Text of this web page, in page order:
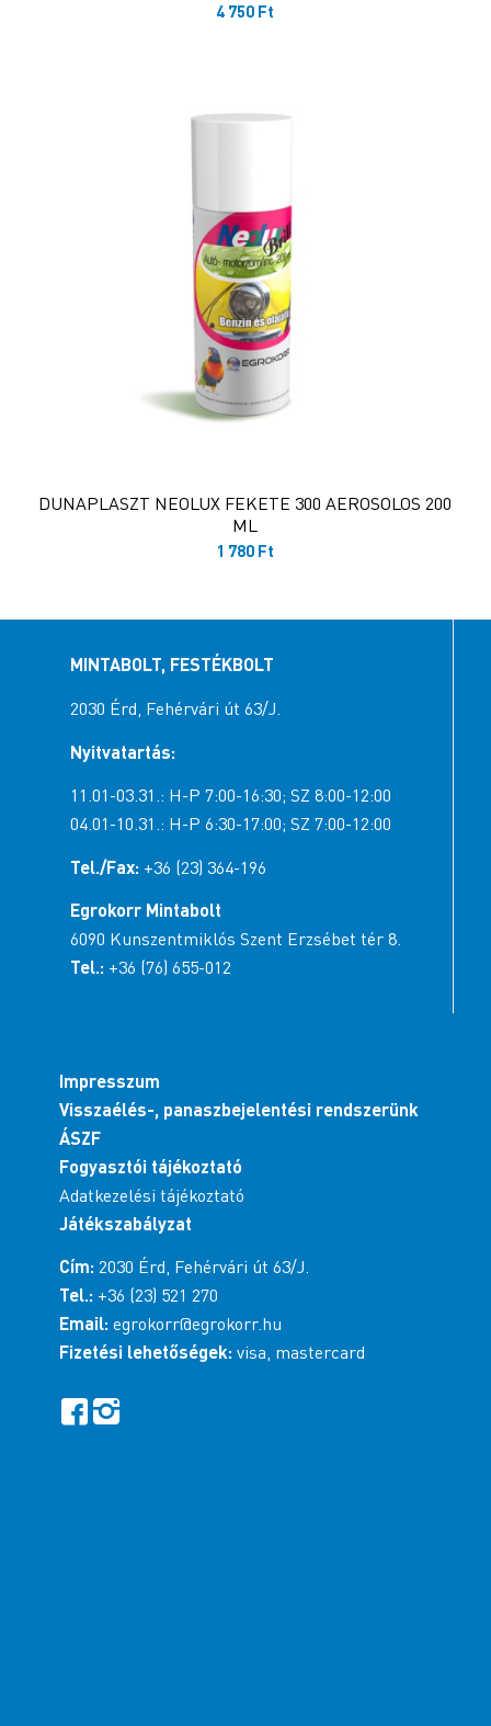
4 750 Ft
DUNAPLASZT NEOLUX FEKETE 300 AEROSOLOS 200
ML
1 780 Ft
MINTABOLT, FESTÉKBOLT
2030 Érd, Fehérvári út 63/J.
Nyitvatartás:
11.01-03.31.: H-P 7:00-16:30; SZ 8:00-12:00
04.01-10.31.: H-P 6:30-17:00; SZ 7:00-12:00
Tel./Fax: +36 (23) 364-196
Egrokorr Mintabolt
6090 Kunszentmiklós Szent Erzsébet tér 8.
Tel.: +36 (76) 655-012
Impresszum
Visszaélés-, panaszbejelentési rendszerünk
ÁSZF
Fogyasztói tájékoztató
Adatkezelési tájékoztató
Játékszabályzat
Cím: 2030 Érd, Fehérvári út 63/J.
Tel.: +36 (23) 521 270
Email: egrokorr@egrokorr.hu
Fizetési lehetőségek: visa, mastercard